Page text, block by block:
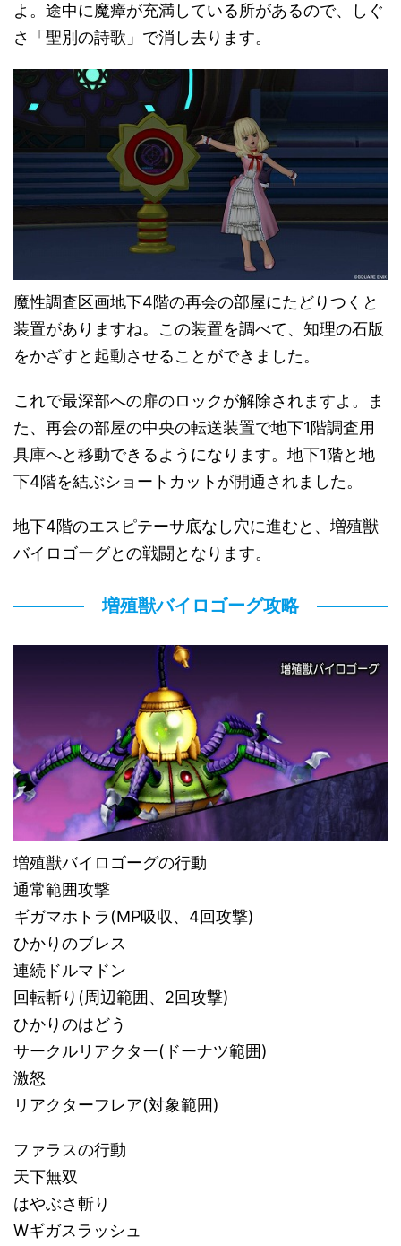
よ。途中に魔瘴が充満している所があるので、しぐ
さ「聖別の詩歌」で消し去ります。
魔性調査区画地下4階の再会の部屋にたどりつくと
装置がありますね。この装置を調べて、知理の石版
をかざすと起動させることができました。
これで最深部への扉のロックが解除されますよ。ま
た、再会の部屋の中央の転送装置で地下1階調査用
具庫へと移動できるようになります。地下1階と地
下4階を結ぶショートカットが開通されました。
地下4階のエスピテーサ底なし穴に進むと、増殖獣
バイロゴーグとの戦闘となります。
増殖獣バイロゴーグ攻略
増殖獣バイロゴーグの行動
通常範囲攻撃
ギガマホトラ(MP吸収、4回攻撃)
ひかりのブレス
連続ドルマドン
回転斬り(周辺範囲、2回攻撃)
ひかりのはどう
サークルリアクター(ドーナツ範囲)
激怒
リアクターフレア(対象範囲)
ファラスの行動
天下無双
はやぶさ斬り
Wギガスラッシュ